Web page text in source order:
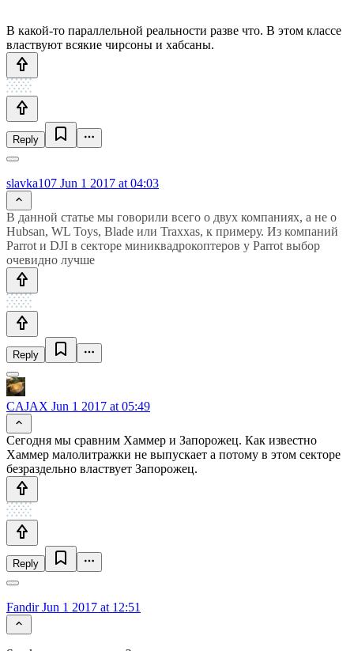
В какой-то параллельной реальности разве что. В этом классе
властвуют всякие чирсоны и хабсаны.
Reply
slavka107 Jun 1 2017 at 04:03
В данной статье мы говорили всего о двух компаниях, а не о
Hubsan, WL Toys, Blade или Traxxas, к примеру. Из компаний
Parrot и DJI в секторе миниквадрокоптеров у Parrot выбор
очевидно лучше
Reply
CAJAX Jun 1 2017 at 05:49
Сегодня мы сравним Хаммер и Запорожец. Как известно
Хаммер малолитражки не выпускает а потому в этом секторе
безраздельно властвует Запорожец.
Reply
FandirJun 1 2017 at 12:51